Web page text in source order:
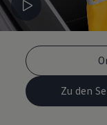
Zu den